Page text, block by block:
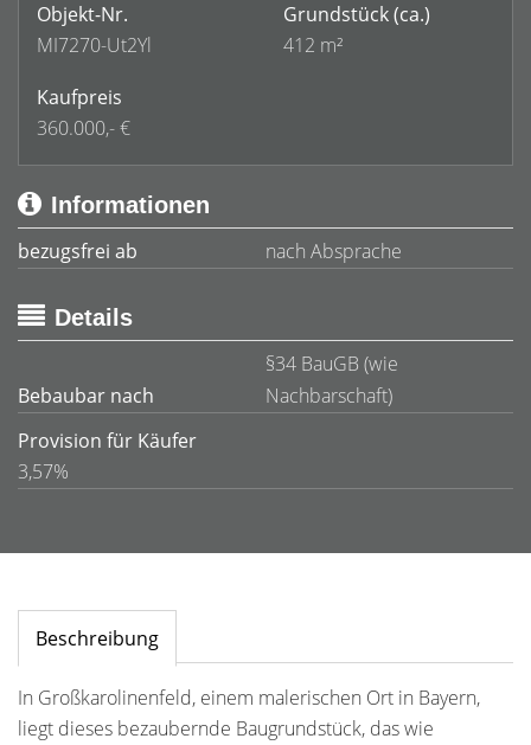
Objekt-Nr.
MI7270-Ut2Yl
Grundstück(ca.)
412 m²
Kaufpreis
360.000,- €
Informationen
bezugsfrei ab
nach Absprache
Details
Bebaubar nach
§34 BauGB (wie
Nachbarschaft)
Provision für Käufer
3,57%
Beschreibung
In Großkarolinenfeld, einem malerischen Ort in Bayern,
liegt dieses bezaubernde Baugrundstück, das wie